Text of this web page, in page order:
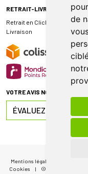
de
RETRAIT-LIVRAISON
Retrait en Click & Collect
Livraison
VOTRE AVIS NOUS INTÉRESSE
ÉVALUEZ-NOUS SUR
Mentions légales
Cookies
| © 2026 Pharmacie